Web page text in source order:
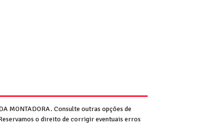
MONTADORA. Consulte outras opções de
o direito de corrigir eventuais erros